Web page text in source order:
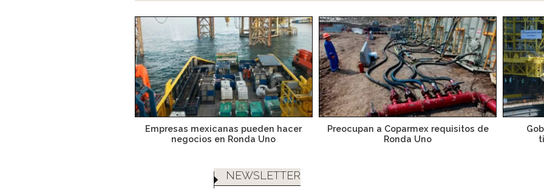
Empresas mexicanas pueden hacer
negocios en Ronda Uno
Preocupan a Coparmex requisitos de
Ronda Uno
NEWSLETTER